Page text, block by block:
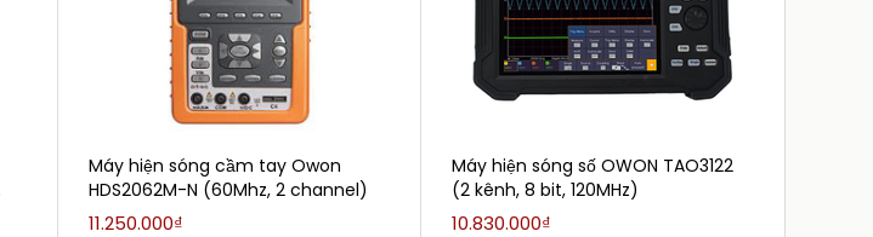
Máy hiện sóng cầm tay Owon
HDS2062M-N (60Mhz, 2 channel)
11.250.000₫
Máy hiện sóng số OWON TAO3122
(2 kênh, 8 bit, 120MHz)
10.830.000₫